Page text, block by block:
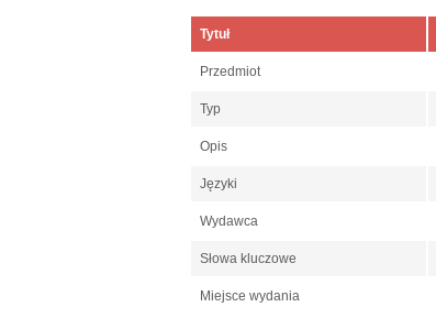
Tytuł
Przedmiot
Typ
Opis
Języki
Wydawca
Słowa kluczowe
Miejsce wydania